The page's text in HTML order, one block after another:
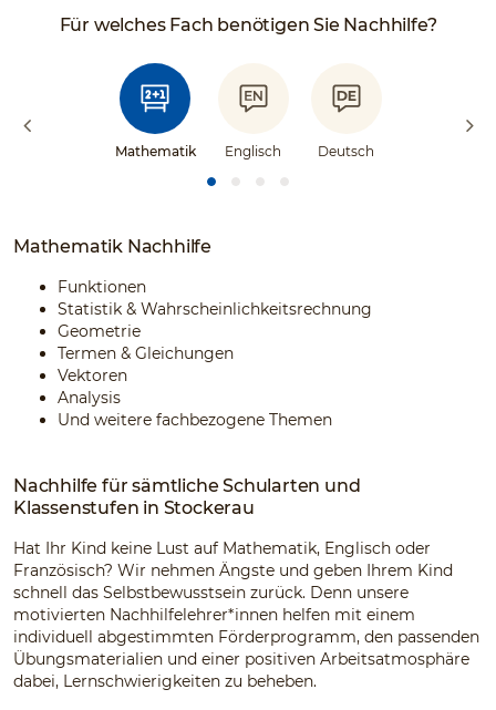
Für welches Fach benötigen Sie Nachhilfe?
Mathematik Englisch Deutsch
Mathematik Nachhilfe
Funktionen
Statistik & Wahrscheinlichkeitsrechnung
Geometrie
Termen & Gleichungen
Vektoren
Analysis
Und weitere fachbezogene Themen
Nachhilfe für sämtliche Schularten und
Klassenstufen in Stockerau
Hat Ihr Kind keine Lust auf Mathematik, Englisch oder
Französisch? Wir nehmen Ängste und geben Ihrem Kind
schnell das Selbstbewusstsein zurück. Denn unsere
motivierten Nachhilfelehrer*innen helfen mit einem
individuell abgestimmten Förderprogramm, den passenden
Übungsmaterialien und einer positiven Arbeitsatmosphäre
dabei, Lernschwierigkeiten zu beheben.